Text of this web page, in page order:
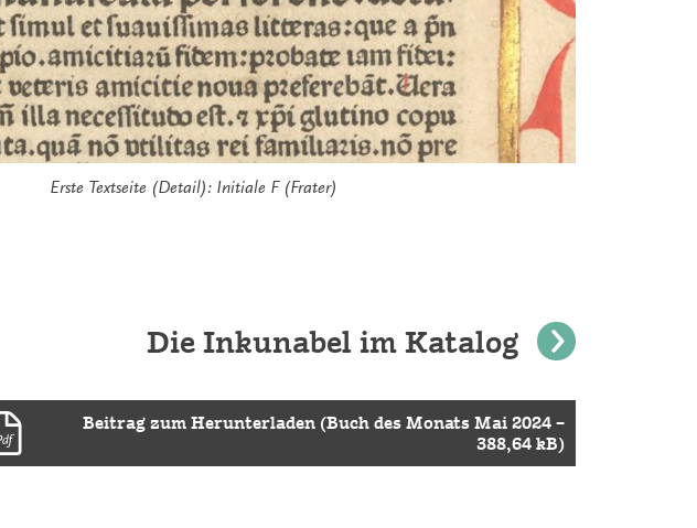
Erste Textseite (Detail): Initiale F (Frater)
Die Inkunabel im Katalog
Beitrag zum Herunterladen (Buch des Monats Mai 2024 –
388,64 kB)